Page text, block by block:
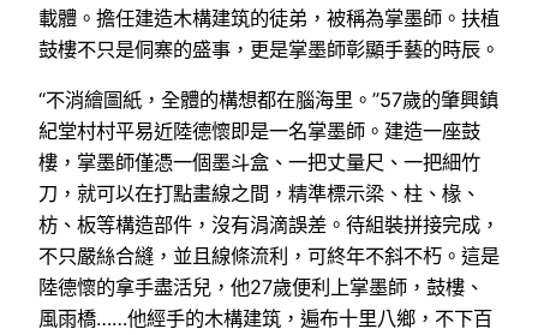
載體。擔任建造木構建筑的徒弟，被稱為掌墨師。扶植
鼓樓不只是侗寨的盛事，更是掌墨師彰顯手藝的時辰。
“不消繪圖紙，全體的構想都在腦海里。”57歲的肇興鎮
紀堂村村平易近陸德懷即是一名掌墨師。建造一座鼓
樓，掌墨師僅憑一個墨斗盒、一把丈量尺、一把細竹
刀，就可以在打點畫線之間，精準標示梁、柱、椽、
枋、板等構造部件，沒有涓滴誤差。待組裝拼接完成，
不只嚴絲合縫，並且線條流利，可終年不斜不朽。這是
陸德懷的拿手盡活兒，他27歲便利上掌墨師，鼓樓、
風雨橋……他經手的木構建筑，遍布十里八鄉，不下百